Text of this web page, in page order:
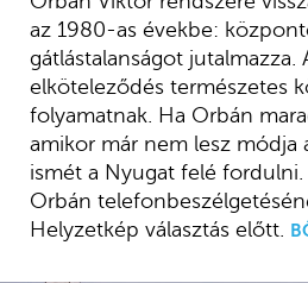
az 1980-as évekbe:
gátlástalanságot jutalmazza.
elköteleződés természetes
folyamatnak. Ha Orbán
amikor már nem lesz módja
ismét a Nyugat felé
Orbán
Helyzetkép választás előtt.